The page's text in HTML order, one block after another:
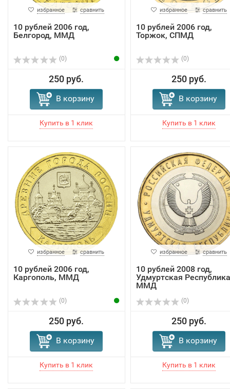
избранное сравнить
10 рублей 2006 год,
Белгород, ММД
(0)
250 руб.
В корзину
избранное сравнить
10 рублей 2006 год,
Торжок, СПМД
(0)
250 руб.
В корзину
избранное сравнить
10 рублей 2006 год,
Каргополь, ММД
(0)
250 руб.
В корзину
избранное сравнить
10 рублей 2008 год,
Удмуртская
ММД
(0)
250 руб.
В корзину